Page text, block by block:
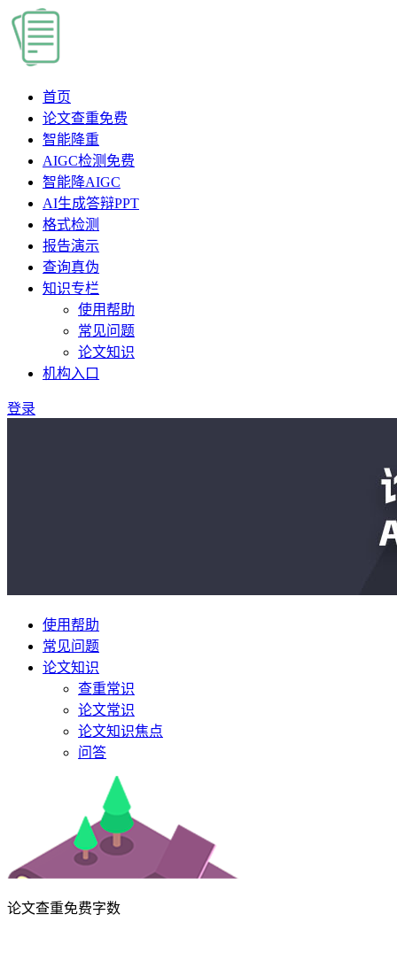
首页
论文查重免费
智能降重
AIGC检测 免费
智能降AIGC
AI生成答辩PPT
格式检测
报告演示
查询真伪
知识专栏
使用帮助
常见问题
论文知识
机构入口
登录
使用帮助
常见问题
论文知识
查重常识
论文常识
论文知识焦点
问答
论文查重免费字数